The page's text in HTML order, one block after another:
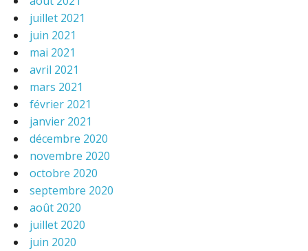
juillet 2021
juin 2021
mai 2021
avril 2021
mars 2021
février 2021
janvier 2021
décembre 2020
novembre 2020
octobre 2020
septembre 2020
août 2020
juillet 2020
juin 2020